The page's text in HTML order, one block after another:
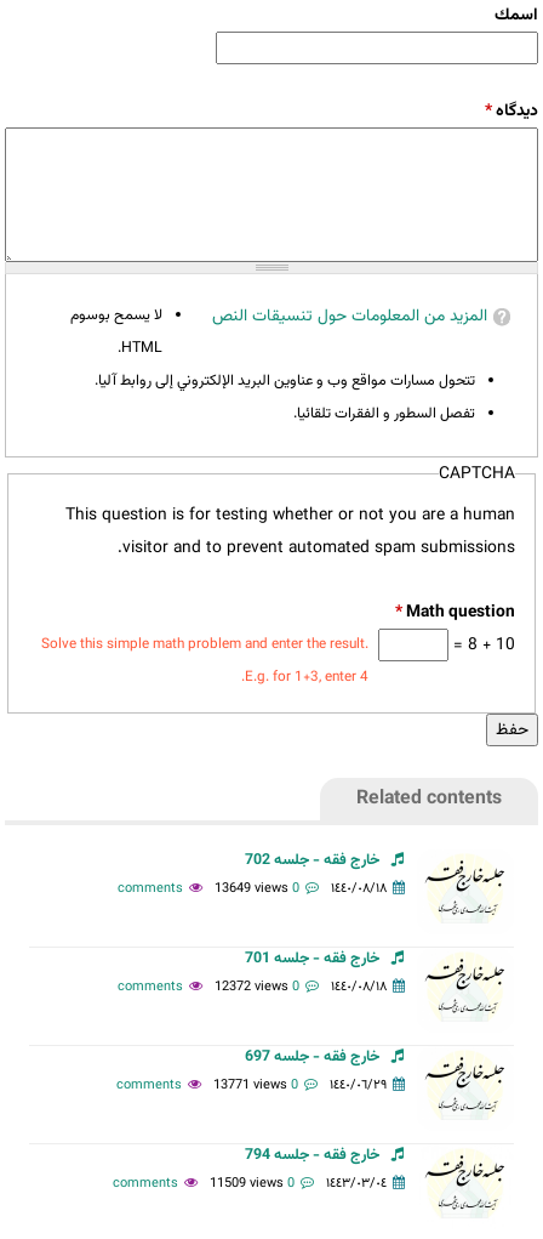
‏اسمك ‏
‏دیدگاه ‏*
المزيد من المعلومات حول تنسيقات النص
لا يسمح بوسوم
HTML.
تتحول مسارات مواقع وب و عناوين البريد الإلكتروني إلى روابط آليا.
تفصل السطور و الفقرات تلقائيا.
CAPTCHA
This question is for testing whether or not you are a human
visitor and to prevent automated spam submissions.
*
10 + 8 =
Solve this simple math problem and enter the result.
E.g. for 1+3, enter 4.
Related contents
خارج فقه - جلسه 702
١٤٤٠/٠٨/١٨ 0 comments
13649 views
خارج فقه - جلسه 701
١٤٤٠/٠٨/١٨ 0 comments
12372 views
خارج فقه - جلسه 697
١٤٤٠/٠٦/٢٩ 0 comments
13771 views
خارج فقه - جلسه 794
١٤٤٣/٠٣/٠٤ 0 comments
11509 views